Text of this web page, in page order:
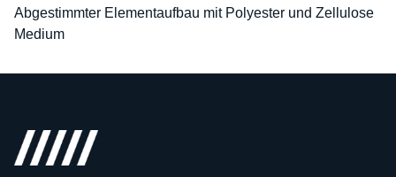
Abgestimmter Elementaufbau mit Polyester und Zellulose
Medium